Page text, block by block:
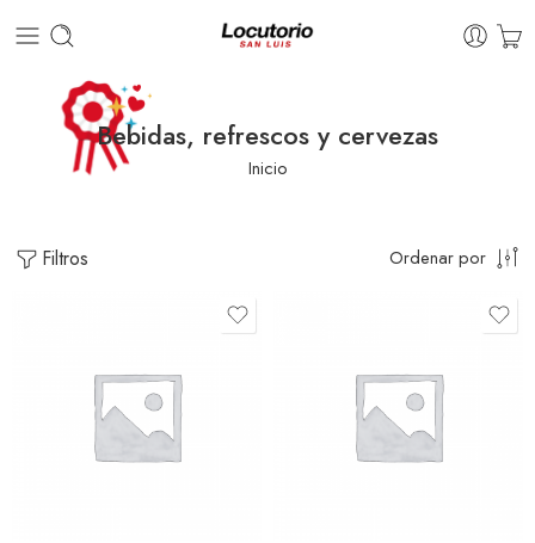
Bebidas, refrescos y cervezas
Inicio
Filtros Ordenar por